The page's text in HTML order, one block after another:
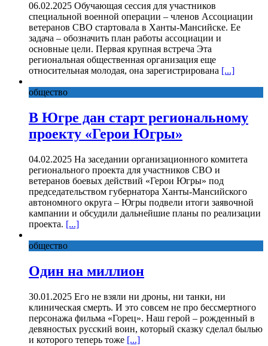
06.02.2025 Обучающая сессия для участников
специальной военной операции – членов Ассоциации
ветеранов СВО стартовала в Ханты-Мансийске. Ее
задача – обозначить план работы ассоциации и
основные цели. Первая крупная встреча Эта
региональная общественная организация еще
относительная молодая, она зарегистрирована [...]
общество
В Югре дан старт региональному
проекту «Герои Югры»
04.02.2025 На заседании организационного комитета
регионального проекта для участников СВО и
ветеранов боевых действий «Герои Югры» под
председательством губернатора Ханты-Мансийского
автономного округа – Югры подвели итоги заявочной
кампании и обсудили дальнейшие планы по реализации
проекта. [...]
общество
Один на миллион
30.01.2025 Его не взяли ни дроны, ни танки, ни
клиническая смерть. И это совсем не про бессмертного
персонажа фильма «Горец». Наш герой – рожденный в
девяностых русский воин, который сказку сделал былью
и которого теперь тоже [...]